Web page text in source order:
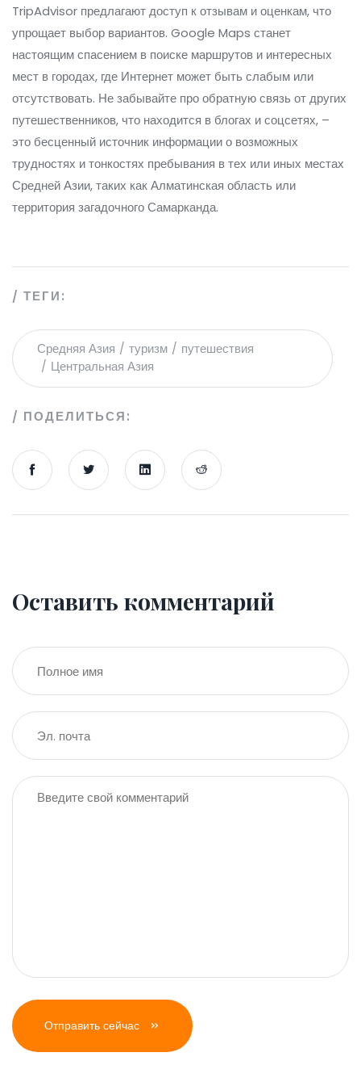
TripAdvisor предлагают доступ к отзывам и оценкам, что
упрощает выбор вариантов. Google Maps станет
настоящим спасением в поиске маршрутов и интересных
мест в городах, где Интернет может быть слабым или
отсутствовать. Не забывайте про обратную связь от других
путешественников, что находится в блогах и соцсетях, –
это бесценный источник информации о возможных
трудностях и тонкостях пребывания в тех или иных местах
Средней Азии, таких как Алматинская область или
территория загадочного Самарканда.
ТЕГИ:
Средняя Азия туризм
путешествия
Центральная Азия
ПОДЕЛИТЬСЯ:
Оставить комментарий
Отправить сейчас